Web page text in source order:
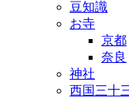
豆知識
お寺
京都
奈良
神社
西国三十